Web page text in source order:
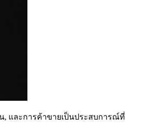
และการค้าขายเป็นประสบการณ์ที่